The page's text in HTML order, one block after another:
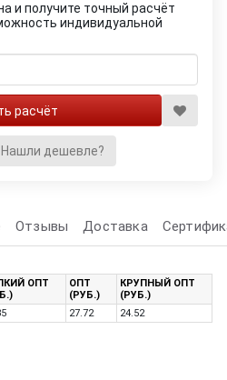
и получите точный расчёт
индивидуальной
Нашли дешевле?
Отзывы Доставка
ОПТ
ОПТ
(РУБ.)
КРУПНЫЙ ОПТ
(РУБ.)
27.72 24.52